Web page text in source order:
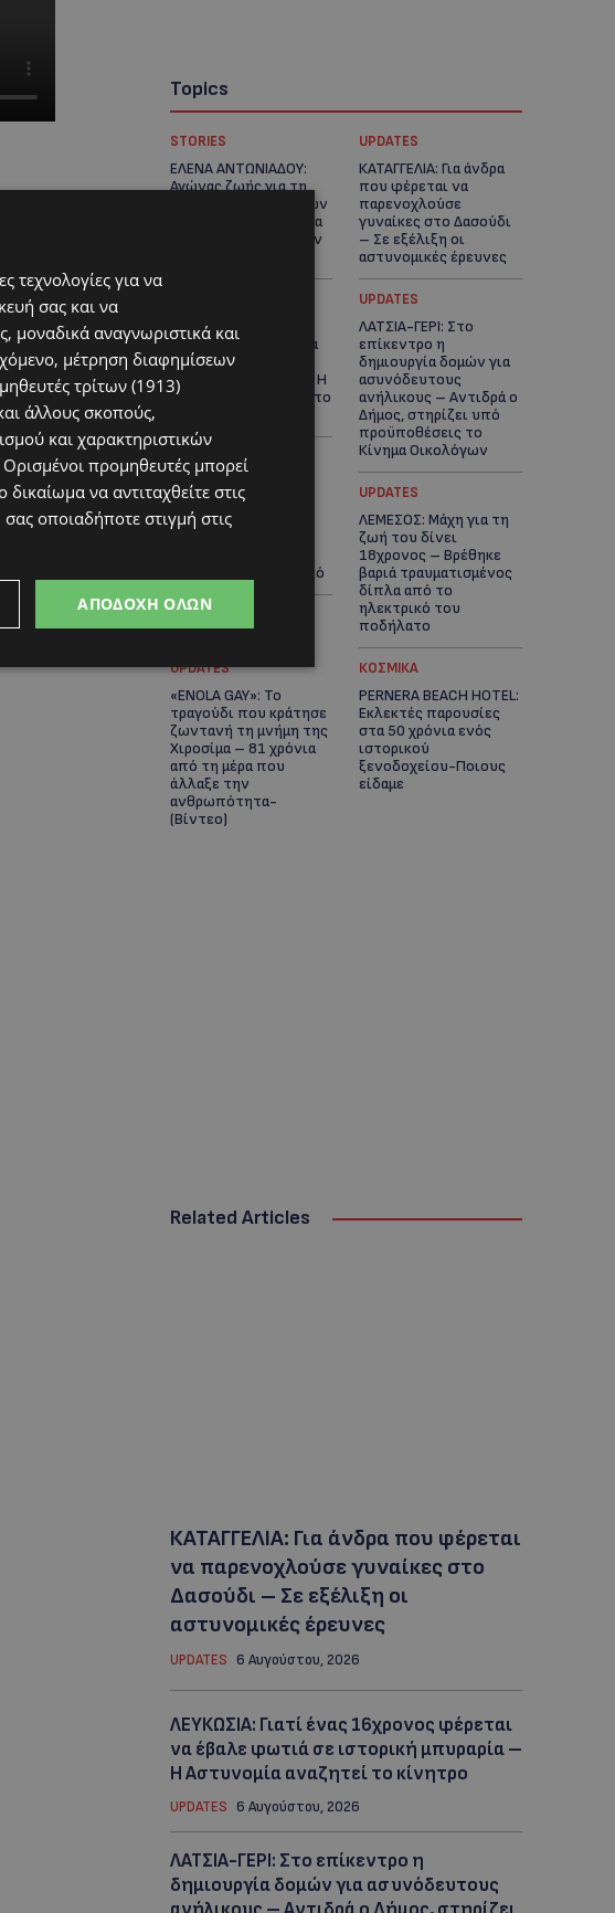
Topics
STORIES
ΕΛΕΝΑ ΑΝΤΩΝΙΑΔΟΥ:
Αγώνας ζωής για τη
37χρονη μητέρα τριών
παιδιών – Έρανος για
τη θεραπεία της στην
UPDATES
ΚΑΤΑΓΓΕΛΙΑ: Για άνδρα
που φέρεται να
παρενοχλούσε
γυναίκες στο Δασούδι
– Σε εξέλιξη οι
αστυνομικές έρευνες
ΛΕΥΚΩΣΙΑ: Γιατί ένας
16χρονος φέρεται να
έβαλε φωτιά σε
ιστορική μπυραρία – Η
Αστυνομία αναζητεί το
UPDATES
ΛΑΤΣΙΑ-ΓΕΡΙ: Στο
επίκεντρο η
δημιουργία δομών για
ασυνόδευτους
ανήλικους – Αντιδρά ο
Δήμος, στηρίζει υπό
προϋποθέσεις το
Κίνημα Οικολόγων
UPDATES
ΣΤΟ «ΚΟΚΚΙΝΟ» Η
40άρια στο εσωτερικό
UPDATES
ΛΕΜΕΣΟΣ: Μάχη για τη
ζωή του δίνει
18χρονος – Βρέθηκε
βαριά τραυματισμένος
δίπλα από το
ηλεκτρικό του
ποδήλατο
UPDATES
«ENOLA GAY»: Το
τραγούδι που κράτησε
ζωντανή τη μνήμη της
Χιροσίμα – 81 χρόνια
από τη μέρα που
άλλαξε την
ανθρωπότητα-
(Bίντεο)
ΚΟΣΜΙΚΑ
PERNERA BEACH HOTEL:
Εκλεκτές παρουσίες
στα 50 χρόνια ενός
ιστορικού
ξενοδοχείου-Ποιους
είδαμε
Related Articles
ΚΑΤΑΓΓΕΛΙΑ: Για άνδρα που φέρεται
να παρενοχλούσε γυναίκες στο
Δασούδι – Σε εξέλιξη οι
αστυνομικές έρευνες
UPDATES 6 Αυγούστου, 2026
ΛΕΥΚΩΣΙΑ: Γιατί ένας 16χρονος φέρεται
να έβαλε φωτιά σε ιστορική μπυραρία –
Η Αστυνομία αναζητεί το κίνητρο
UPDATES 6 Αυγούστου, 2026
ΛΑΤΣΙΑ-ΓΕΡΙ: Στο επίκεντρο η
δημιουργία δομών για ασυνόδευτους
τεχνολογίες για να
σας και να
μοναδικά αναγνωριστικά και
μέτρηση διαφημίσεων
τρίτων (1913)
άλλους σκοπούς,
και χαρακτηριστικών
προμηθευτές μπορεί
να αντιταχθείτε στις
οποιαδήποτε στιγμή στις
ΑΠΟΔΟΧΉ ΌΛΩΝ